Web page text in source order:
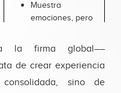
Muestra
emociones, pero
por ellas
Involucra a todas
decisión, pero es
la firma global––
de crear experiencia
sino de